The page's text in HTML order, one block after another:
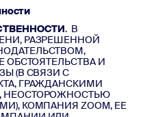
. В
РАЗРЕШЕННОЙ
ОБСТОЯТЕЛЬСТВА И
(В СВЯЗИ С
ГРАЖДАНСКИМИ
НЕОСТОРОЖНОСТЬЮ
КОМПАНИЯ ZOOM, ЕЕ